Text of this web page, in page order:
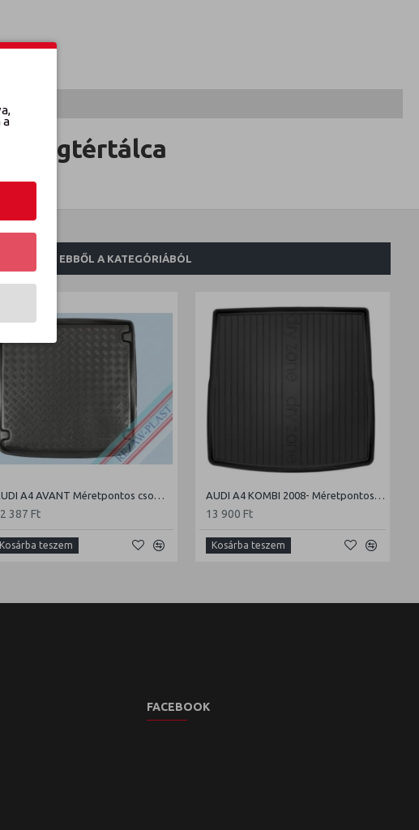
EBBŐL A KATEGÓRIÁBÓL
AUDI A4 AVANT Méretpontos csomagtértálca
387 Ft
Kosárba teszem
AUDI A4 KOMBI 2008- Méretpontos csomagtértálca
13 900 Ft
Kosárba teszem
FACEBOOK
a